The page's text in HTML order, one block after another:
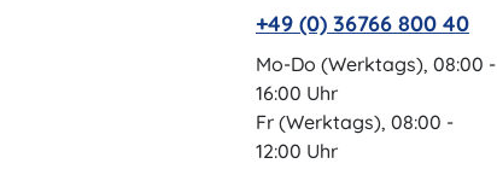
+49 (0) 36766 800 40
Mo-Do (Werktags), 08:00 -
16:00 Uhr
Fr (Werktags), 08:00 -
12:00 Uhr